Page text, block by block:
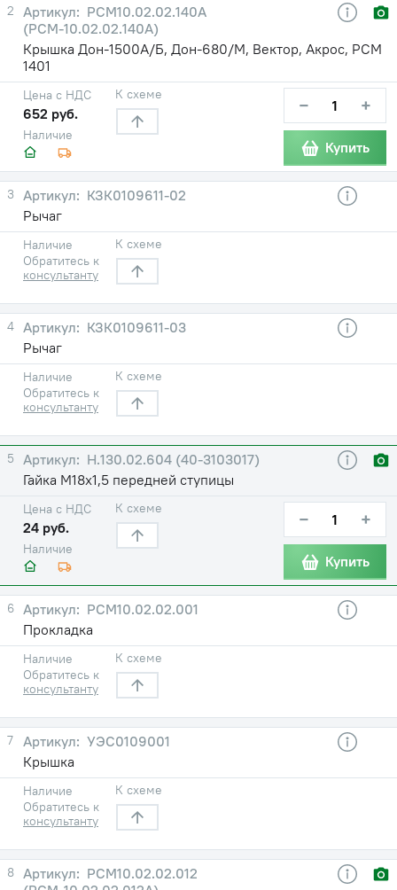
2
РСМ10.02.02.140А
(РСМ-10.02.02.140А)
Крышка Дон-1500А/Б, Дон-680/М, Вектор, Акрос, РСМ
1401
Наличие
Цена с НДС
652 руб.
К схеме − +
Купить
3
КЗК0109611-02
Рычаг
Наличие
Обратитесь к
консультанту
К схеме
4
КЗК0109611-03
Рычаг
Наличие
Обратитесь к
консультанту
К схеме
5
Н.130.02.604 (40-3103017)
Гайка М18х1,5 передней ступицы
Наличие
Цена с НДС
24 руб.
К схеме − +
Купить
6
РСМ10.02.02.001
Прокладка
Наличие
Обратитесь к
консультанту
К схеме
7
УЭС0109001
Крышка
Наличие
Обратитесь к
консультанту
К схеме
8
РСМ10.02.02.012